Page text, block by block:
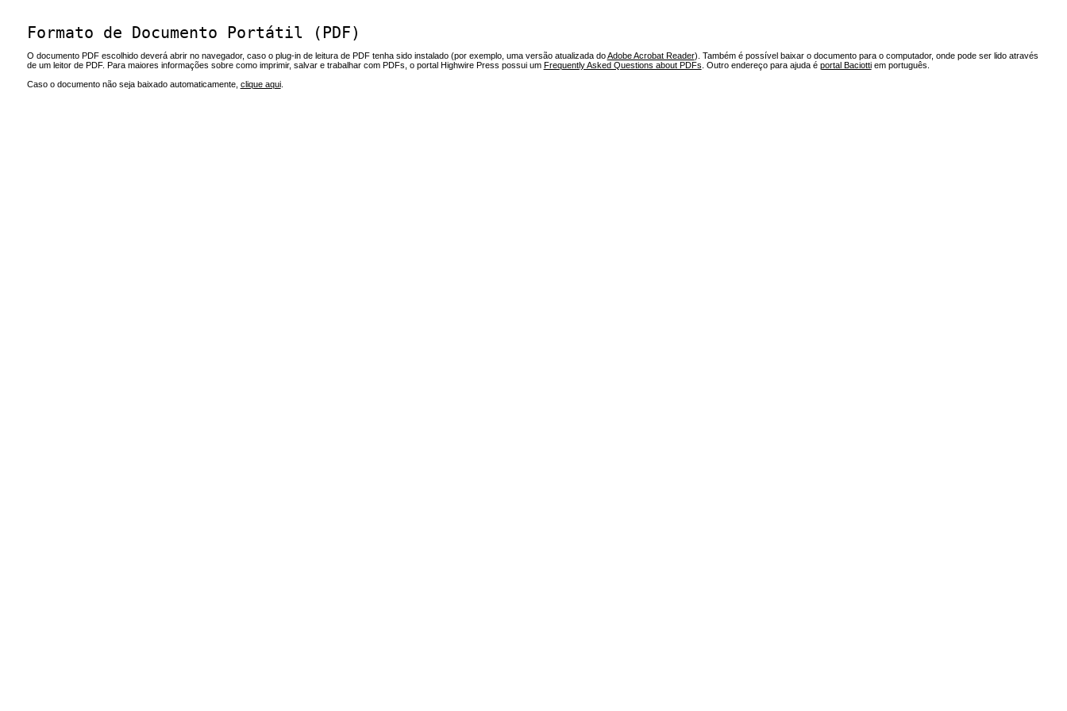
Formato de Documento Portátil (PDF)
O documento PDF escolhido deverá abrir no navegador, caso o plug-in de leitura de PDF tenha sido instalado (por exemplo, uma versão atualizada doAdobe Acrobat Reader). Também é possível baixar o documento para o computador, onde pode ser lido através
de um leitor de PDF. Para maiores informações sobre como imprimir, salvar e trabalhar com PDFs, o portal Highwire Press possui um Frequently Asked Questions about PDFs . Outro endereço para ajuda é portal Baciottiem português.
Caso o documento não seja baixado automaticamente, clique aqui.